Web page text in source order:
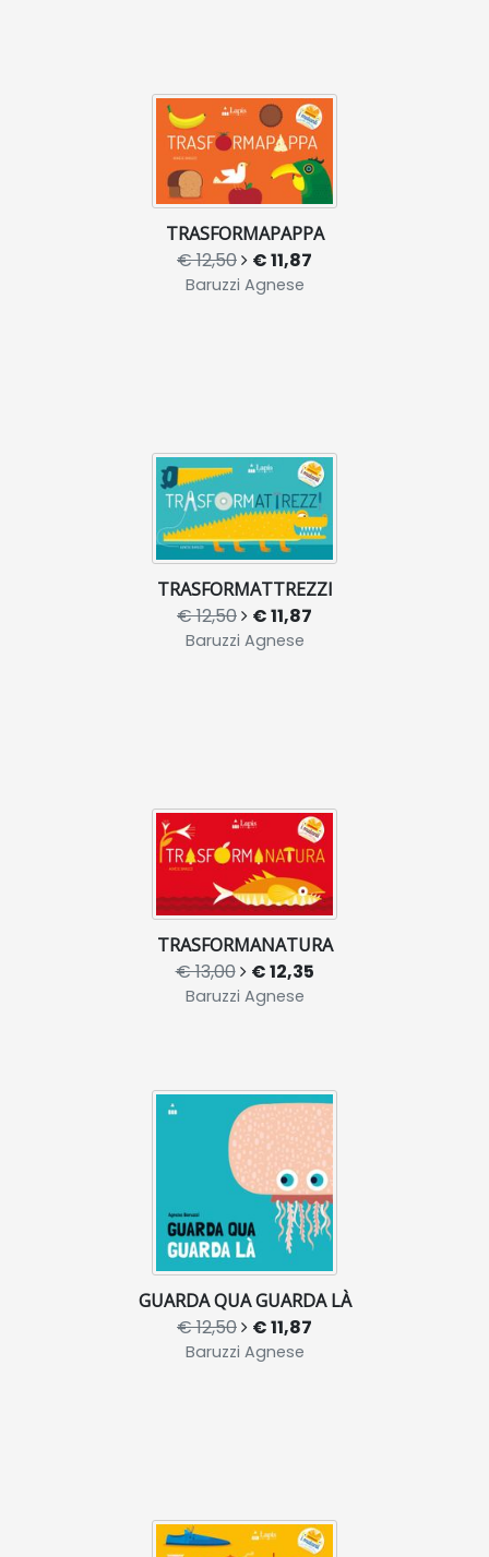
TRASFORMAPAPPA
€ 12,50 € 11,87
Baruzzi Agnese
TRASFORMATTREZZI
€ 12,50 € 11,87
Baruzzi Agnese
TRASFORMANATURA
€ 13,00 € 12,35
Baruzzi Agnese
GUARDA QUA GUARDA LÀ
€ 12,50 € 11,87
Baruzzi Agnese